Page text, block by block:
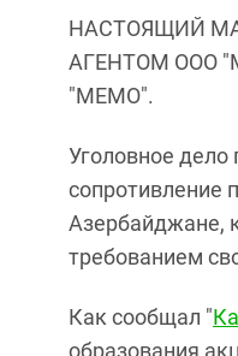
НАСТОЯЩИЙ
АГЕНТОМ ООО
"МЕМО".
Уголовное дело
сопротивление
Азербайджане,
требованием
Как сообщал "
образования